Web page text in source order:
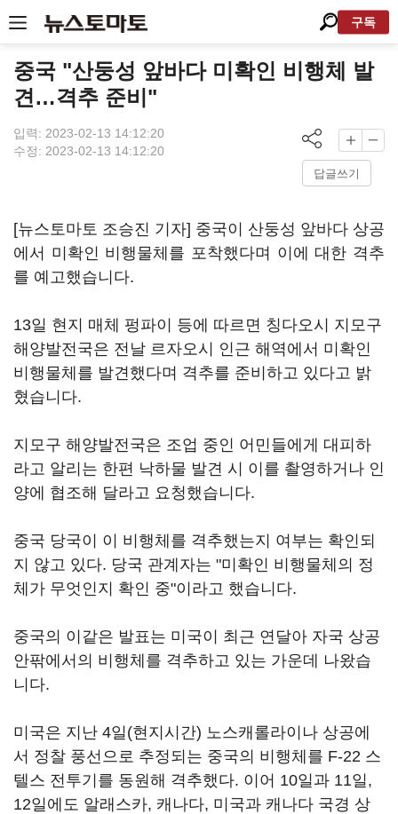
구독
중국 "산둥성 앞바다 미확인 비행체 발
견…격추 준비"
입력: 2023-02-13 14:12:20
수정: 2023-02-13 14:12:20
답글쓰기
[뉴스토마토 조승진 기자] 중국이 산둥성 앞바다 상공
에서 미확인 비행물체를 포착했다며 이에 대한 격추
를 예고했습니다.
13일 현지 매체 펑파이 등에 따르면 칭다오시 지모구
해양발전국은 전날 르자오시 인근 해역에서 미확인
비행물체를 발견했다며 격추를 준비하고 있다고 밝
혔습니다.
지모구 해양발전국은 조업 중인 어민들에게 대피하
라고 알리는 한편 낙하물 발견 시 이를 촬영하거나 인
양에 협조해 달라고 요청했습니다.
중국 당국이 이 비행체를 격추했는지 여부는 확인되
지 않고 있다. 당국 관계자는 "미확인 비행물체의 정
체가 무엇인지 확인 중"이라고 했습니다.
중국의 이같은 발표는 미국이 최근 연달아 자국 상공
안팎에서의 비행체를 격추하고 있는 가운데 나왔습
니다.
미국은 지난 4일(현지시간) 노스캐롤라이나 상공에
서 정찰 풍선으로 추정되는 중국의 비행체를 F-22 스
텔스 전투기를 동원해 격추했다. 이어 10일과 11일,
12일에도 알래스카, 캐나다, 미국과 캐나다 국경 상